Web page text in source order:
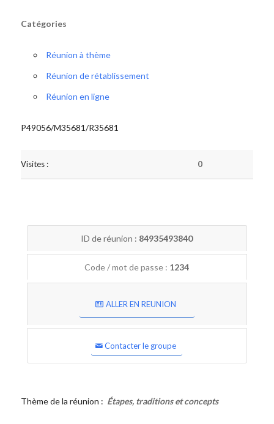
Catégories
Réunion à thème
Réunion de rétablissement
Réunion en ligne
P49056/M35681/R35681
Visites : 0
ID de réunion : 84935493840
Code / mot de passe : 1234
ALLER EN REUNION
Contacter le groupe
Thème de la réunion : Étapes, traditions et concepts